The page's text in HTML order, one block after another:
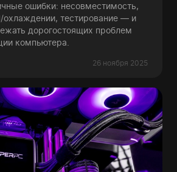
ошибки: несовместимость,
охлаждении, тестирование — и
дорогостоящих проблем
компьютера.
26 ноября 2025